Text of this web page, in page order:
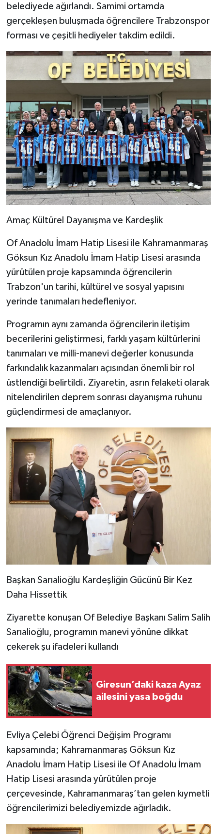
belediyede ağırlandı. Samimi ortamda
gerçekleşen buluşmada öğrencilere Trabzonspor
forması ve çeşitli hediyeler takdim edildi.
Amaç Kültürel Dayanışma ve Kardeşlik
Of Anadolu İmam Hatip Lisesi ile Kahramanmaraş
Göksun Kız Anadolu İmam Hatip Lisesi arasında
yürütülen proje kapsamında öğrencilerin
Trabzon'un tarihi, kültürel ve sosyal yapısını
yerinde tanımaları hedefleniyor.
Programın aynı zamanda öğrencilerin iletişim
becerilerini geliştirmesi, farklı yaşam kültürlerini
tanımaları ve milli-manevi değerler konusunda
farkındalık kazanmaları açısından önemli bir rol
üstlendiği belirtildi. Ziyaretin, asrın felaketi olarak
nitelendirilen deprem sonrası dayanışma ruhunu
güçlendirmesi de amaçlanıyor.
Başkan Sarıalioğlu Kardeşliğin Gücünü Bir Kez
Daha Hissettik
Ziyarette konuşan Of Belediye Başkanı Salim Salih
Sarıalioğlu, programın manevi yönüne dikkat
çekerek şu ifadeleri kullandı
Giresun’daki kaza Ayaz
ailesini yasa boğdu
Evliya Çelebi Öğrenci Değişim Programı
kapsamında; Kahramanmaraş Göksun Kız
Anadolu İmam Hatip Lisesi ile Of Anadolu İmam
Hatip Lisesi arasında yürütülen proje
çerçevesinde, Kahramanmaraş’tan gelen kıymetli
öğrencilerimizi belediyemizde ağırladık.